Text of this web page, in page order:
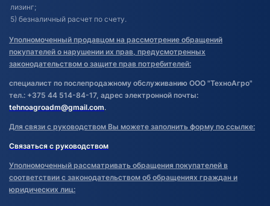
лизинг;
5) безналичный расчет по счету.
Уполномоченный продавцом на рассмотрение обращений
покупателей о нарушении их прав, предусмотренных
законодательством о защите прав потребителей:
специалист по послепродажному обслуживанию ООО "ТехноАгро"
тел.: +375 44 514-84-17, адрес электронной почты:
tehnoagroadm@gmail.com.
Для связи с руководством Вы можете заполнить форму по ссылке:
Связаться с руководством
Уполномоченный рассматривать обращения покупателей в
соответствии с законодательством об обращениях граждан и
юридических лиц: